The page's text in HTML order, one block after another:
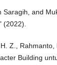
Saragih, and
(2022).
Z., Rahmanto,
Building